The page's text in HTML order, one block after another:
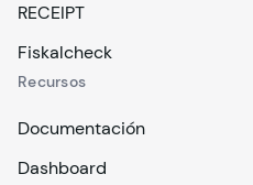
RECEIPT
Fiskalcheck
Recursos
Documentación
Dashboard